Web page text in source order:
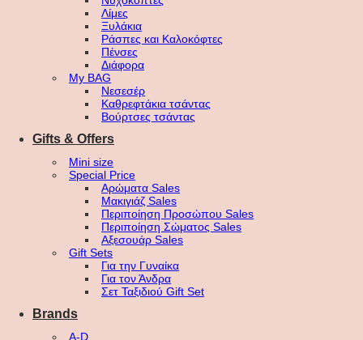
Λίμες
Ξυλάκια
Ράσπες και Καλοκόφτες
Πένσες
Διάφορα
My BAG
Νεσεσέρ
Καθρεφτάκια τσάντας
Βούρτσες τσάντας
Gifts & Offers
Mini size
Special Price
Αρώματα Sales
Μακιγιάζ Sales
Περιποίηση Προσώπου Sales
Περιποίηση Σώματος Sales
Αξεσουάρ Sales
Gift Sets
Για την Γυναίκα
Για τον Άνδρα
Σετ Ταξιδιού Gift Set
Brands
A-D